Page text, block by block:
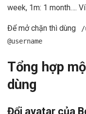
week, 1m: 1 month….
Để mở chặn thì dùng /
@username
Tổng hợp
dùng
Đổi avatar của